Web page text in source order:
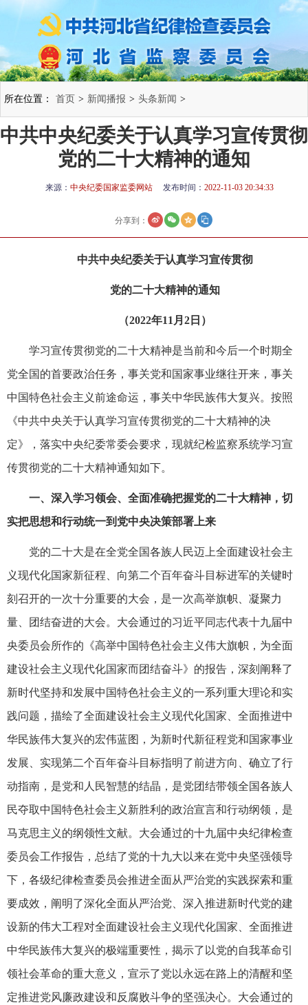
所在位置： 首页 > 新闻播报 > 头条新闻 >
中共中央纪委关于认真学习宣传贯彻
党的二十大精神的通知
来源： 中央纪委国家监委网站 发布时间： 2022-11-03 20:34:33
分享到：
中共中央纪委关于认真学习宣传贯彻
党的二十大精神的通知
（2022年11月2日）
学习宣传贯彻党的二十大精神是当前和今后一个时期全
党全国的首要政治任务，事关党和国家事业继往开来，事关
中国特色社会主义前途命运，事关中华民族伟大复兴。按照
《中共中央关于认真学习宣传贯彻党的二十大精神的决
定》，落实中央纪委常委会要求，现就纪检监察系统学习宣
传贯彻党的二十大精神通知如下。
一、深入学习领会、全面准确把握党的二十大精神，切
实把思想和行动统一到党中央决策部署上来
党的二十大是在全党全国各族人民迈上全面建设社会主
义现代化国家新征程、向第二个百年奋斗目标进军的关键时
刻召开的一次十分重要的大会，是一次高举旗帜、凝聚力
量、团结奋进的大会。大会通过的习近平同志代表十九届中
央委员会所作的《高举中国特色社会主义伟大旗帜，为全面
建设社会主义现代化国家而团结奋斗》的报告，深刻阐释了
新时代坚持和发展中国特色社会主义的一系列重大理论和实
践问题，描绘了全面建设社会主义现代化国家、全面推进中
华民族伟大复兴的宏伟蓝图，为新时代新征程党和国家事业
发展、实现第二个百年奋斗目标指明了前进方向、确立了行
动指南，是党和人民智慧的结晶，是党团结带领全国各族人
民夺取中国特色社会主义新胜利的政治宣言和行动纲领，是
马克思主义的纲领性文献。大会通过的十九届中央纪律检查
委员会工作报告，总结了党的十九大以来在党中央坚强领导
下，各级纪律检查委员会推进全面从严治党的实践探索和重
要成效，阐明了深化全面从严治党、深入推进新时代党的建
设新的伟大工程对全面建设社会主义现代化国家、全面推进
中华民族伟大复兴的极端重要性，揭示了以党的自我革命引
领社会革命的重大意义，宣示了党以永远在路上的清醒和坚
定推进党风廉政建设和反腐败斗争的坚强决心。大会通过的